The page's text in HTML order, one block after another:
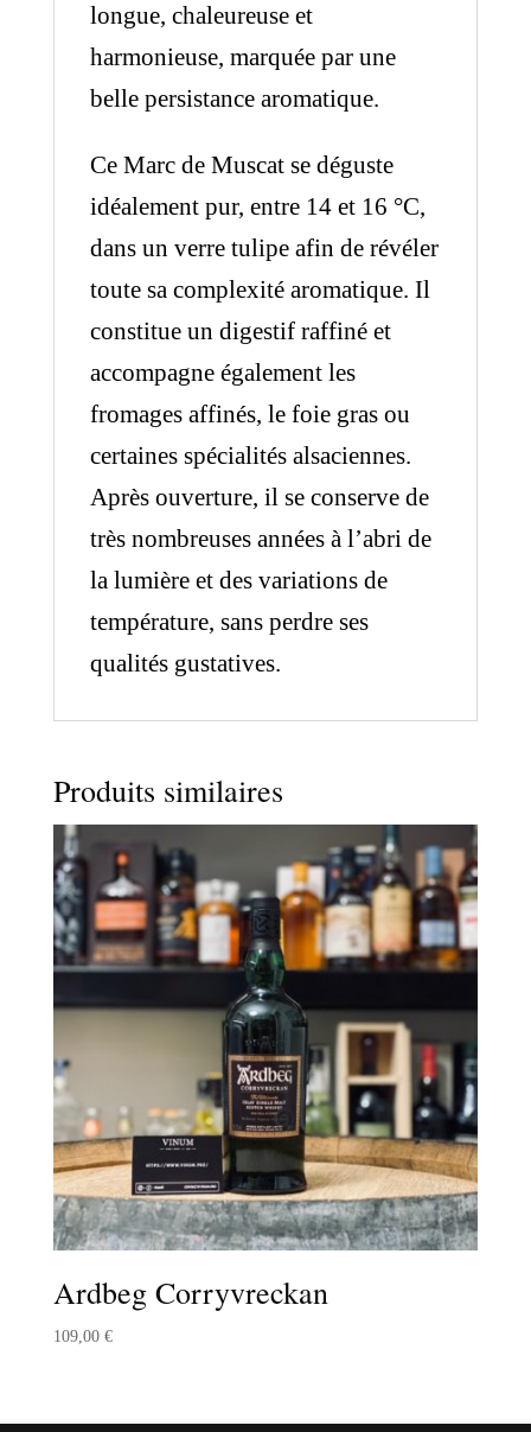
longue, chaleureuse et
harmonieuse, marquée par une
belle persistance aromatique.
Ce Marc de Muscat se déguste
idéalement pur, entre 14 et 16 °C,
dans un verre tulipe afin de révéler
toute sa complexité aromatique. Il
constitue un digestif raffiné et
accompagne également les
fromages affinés, le foie gras ou
certaines spécialités alsaciennes.
Après ouverture, il se conserve de
très nombreuses années à l’abri de
la lumière et des variations de
température, sans perdre ses
qualités gustatives.
Produits similaires
Ardbeg Corryvreckan
109,00 €